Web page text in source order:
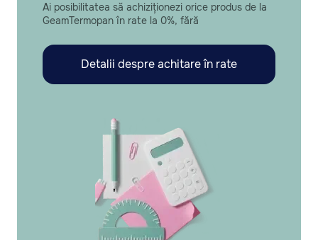
Ai posibilitatea să achiziționezi orice produs de la
GeamTermopan în rate la 0%, fără
Detalii despre achitare în rate